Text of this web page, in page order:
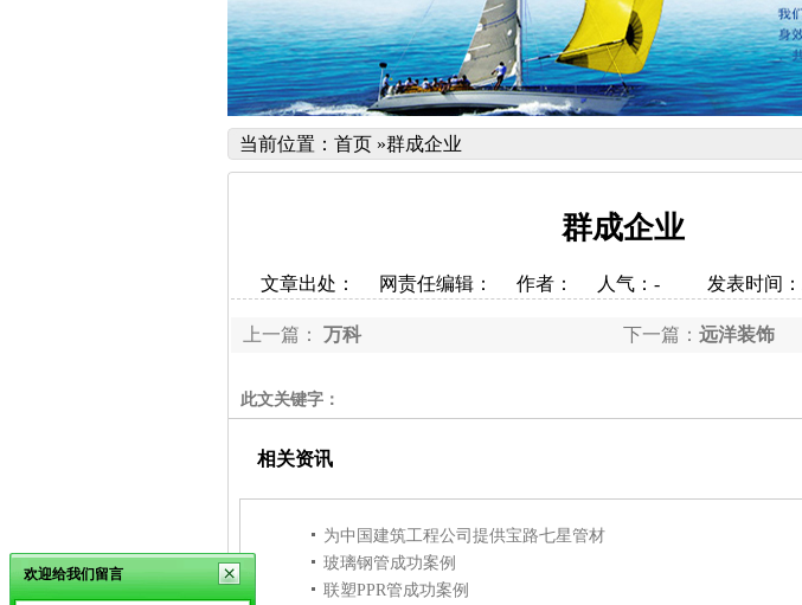
当前位置： 首页 »群成企业
群成企业
文章出处： 网责任编辑： 作者： 人气： - 发表时间：
下一篇： 远洋装饰
上一篇： 万科
此文关键字：
相关资讯
为中国建筑工程公司提供宝路七星管材
玻璃钢管成功案例
联塑PPR管成功案例
欢迎给我们留言